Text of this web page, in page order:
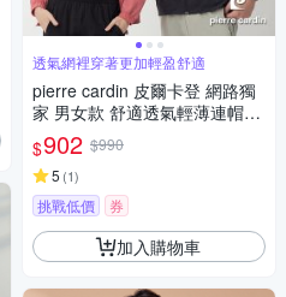
透氣網裡穿著更加輕盈舒適
pierre cardin 皮爾卡登 網路獨
家 男女款 舒適透氣輕薄連帽外
套(多色任選)
$902 $990
5 (1)
挑戰低價 券
加入購物車